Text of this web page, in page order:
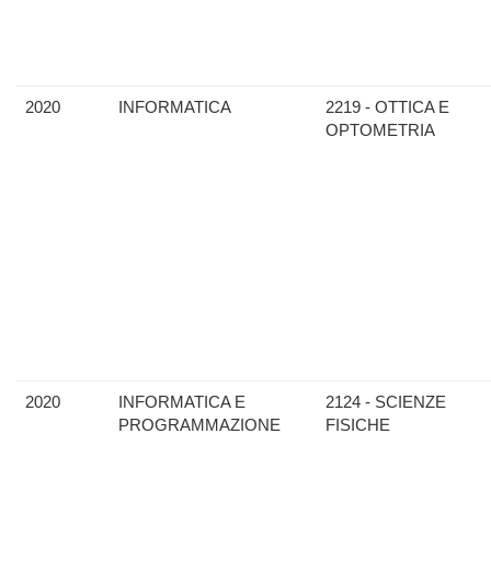
2020 INFORMATICA
2219 - OTTICA E
OPTOMETRIA
2020
INFORMATICA E
PROGRAMMAZIONE
2124 - SCIENZE
FISICHE